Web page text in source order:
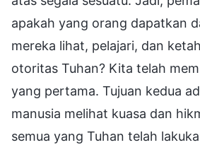
apakah yang orang dapatkan
mereka lihat, pelajari, dan
otoritas Tuhan? Kita telah
yang pertama. Tujuan kedua
manusia melihat kuasa dan
semua yang Tuhan telah